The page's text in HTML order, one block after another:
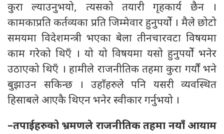
कुरा ल्याउनुभयो, त्यसको तयारी गृहकार्य छैन ।
कामकाप्रति कर्तव्यका प्रति जिम्मेवार हुनुपर्योे । मैले छोटो
समयमा विदेशमन्त्री भएका बेला तीनचारवटा विषयमा
काम गरेको थिएँ । यो यो विषयमा यसो हुनुपर्योे भनेर
उठाएको थिएँ । हामीले राजनीतिक तहमा कुरा गर्यौं भने
बुझाउन सकिन्छ । उहाँहरुले पनि यसरी व्यवस्थित
हिसाबले आएकै थिएन भनेर स्वीकार गर्नुभयो ।
–तपाईहरुको भ्रमणले राजनीतिक तहमा नयाँ आयाम